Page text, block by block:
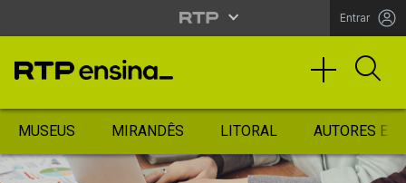
Entrar
MUSEUS MIRANDÊS LITORAL AUTORES